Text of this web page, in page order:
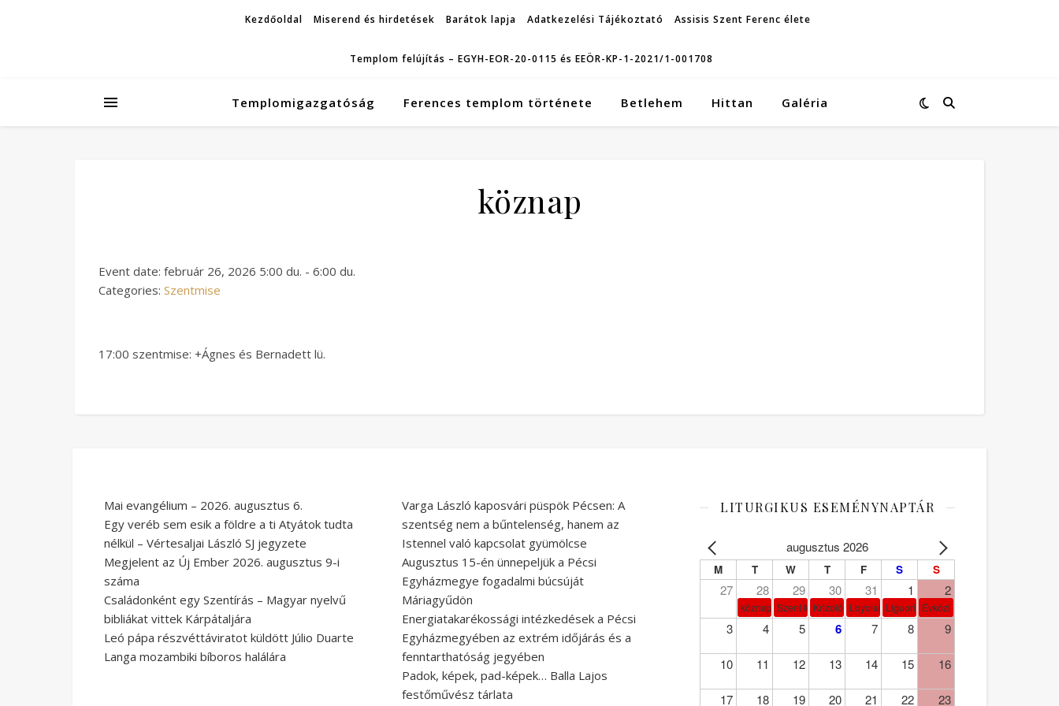
Kezdőoldal Miserend és hirdetések Barátok lapja Adatkezelési Tájékoztató Assisis Szent Ferenc élete
Templom felújítás – EGYH-EOR-20-0115 és EEÖR-KP-1-2021/1-001708
Templomigazgatóság Ferences templom története Betlehem Hittan Galéria
köznap
Event date: február 26, 2026 5:00 du. - 6:00 du.
Categories: Szentmise
17:00 szentmise: +Ágnes és Bernadett lü.
Mai evangélium – 2026. augusztus 6.
Egy veréb sem esik a földre a ti Atyátok tudta
nélkül – Vértesaljai László SJ jegyzete
Megjelent az Új Ember 2026. augusztus 9-i
száma
Családonként egy Szentírás – Magyar nyelvű
bibliákat vittek Kárpátaljára
Leó pápa részvéttáviratot küldött Júlio Duarte
Langa mozambiki bíboros halálára
Varga László kaposvári püspök Pécsen: A
szentség nem a bűntelenség, hanem az
Istennel való kapcsolat gyümölcse
Augusztus 15-én ünnepeljük a Pécsi
Egyházmegye fogadalmi búcsúját
Máriagyűdön
Energiatakarékossági intézkedések a Pécsi
Egyházmegyében az extrém időjárás és a
fenntarthatóság jegyében
Padok, képek, pad-képek… Balla Lajos
festőművész tárlata
LITURGIKUS ESEMÉNYNAPTÁR
augusztus 2026
M T W T F S S
27 28 29 30 31 1 2
köznap Szent Márta, Mária és Lázár
Krizológ Szent Péter
Loyolai Szent Ignác
Liguori Szent Alfonz pk-et.
Évközi 18. vasárnap
3 4 5 6 7 8 9
10 11 12 13 14 15 16
17 18 19 20 21 22 23